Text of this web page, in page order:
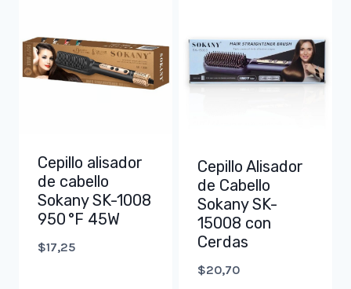
Cepillo alisador
de cabello
Sokany SK-1008
950 °F 45W
$17,25
Cepillo Alisador
de Cabello
Sokany SK-
15008 con
Cerdas
$20,70